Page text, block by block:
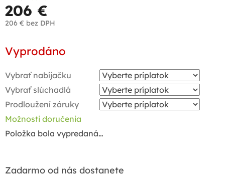
206 €
206 € bez DPH
cena:
Vyprodáno
Vybrať nabíjačku
Vybrať slúchadlá
Prodloužení záruky
Možnosti doručenia
Položka bola vypredaná…
Zadarmo od nás dostanete